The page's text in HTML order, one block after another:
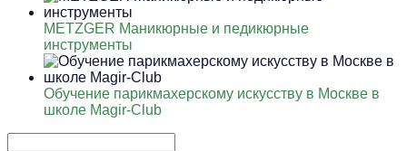
METZGER Маникюрные и педикюрные
инструменты
Обучение парикмахерскому искусству в Москве в
школе Magir-Club